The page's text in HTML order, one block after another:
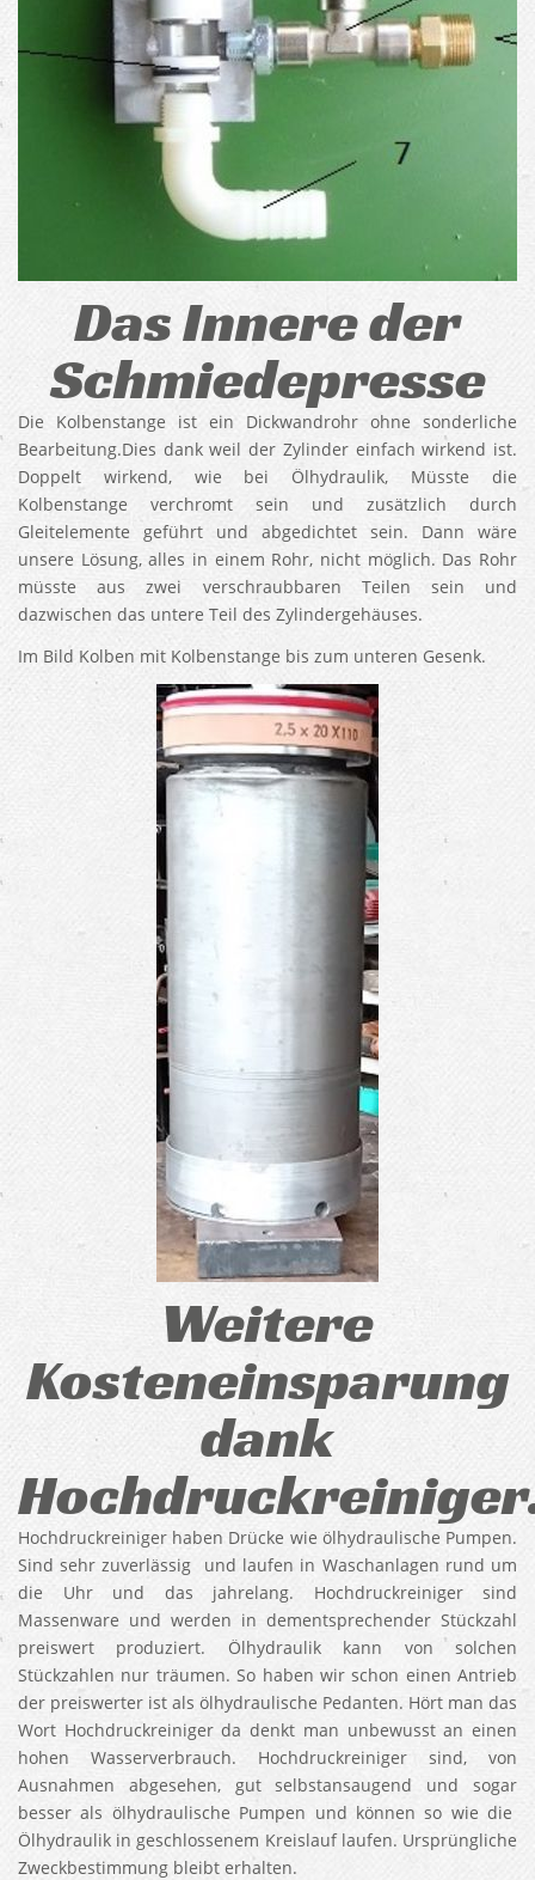
Das Innere der
Schmiedepresse
Die Kolbenstange ist ein Dickwandrohr ohne sonderliche
Bearbeitung.Dies dank weil der Zylinder einfach wirkend ist.
Doppelt wirkend, wie bei Ölhydraulik, Müsste die
Kolbenstange verchromt sein und zusätzlich durch
Gleitelemente geführt und abgedichtet sein. Dann wäre
unsere Lösung, alles in einem Rohr, nicht möglich. Das Rohr
müsste aus zwei verschraubbaren Teilen sein und
dazwischen das untere Teil des Zylindergehäuses.
Im Bild Kolben mit Kolbenstange bis zum unteren Gesenk.
Weitere
Kosteneinsparung
dank
Hochdruckreiniger haben Drücke wie ölhydraulische Pumpen.
Sind sehr zuverlässig und laufen in Waschanlagen rund um
die Uhr und das jahrelang. Hochdruckreiniger sind
Massenware und werden in dementsprechender Stückzahl
preiswert produziert. Ölhydraulik kann von solchen
Stückzahlen nur träumen. So haben wir schon einen Antrieb
der preiswerter ist als ölhydraulische Pedanten. Hört man das
Wort Hochdruckreiniger da denkt man unbewusst an einen
hohen Wasserverbrauch. Hochdruckreiniger sind, von
Ausnahmen abgesehen, gut selbstansaugend und sogar
besser als ölhydraulische Pumpen und können so wie die
Ölhydraulik in geschlossenem Kreislauf laufen. Ursprüngliche
Zweckbestimmung bleibt erhalten.